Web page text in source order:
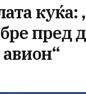
пред